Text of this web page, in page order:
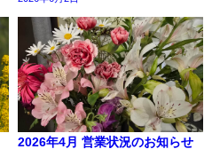
2026年4月 営業状況のお知らせ